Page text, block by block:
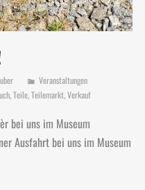
Veranstaltungen
,Teile,Teilemarkt,Verkauf
bei uns im Museum
Ausfahrt bei uns im Museum